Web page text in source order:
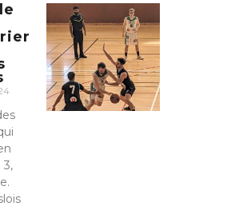
3,